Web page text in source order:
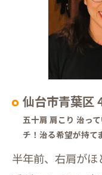
仙台市青葉区
五十肩 肩こり 治っ
チ！治る希望が持て
半年前、右肩が